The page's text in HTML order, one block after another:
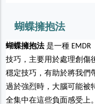
蝴蝶擁抱法
蝴蝶擁抱法 是一種
技巧，主要用於處理創傷
穩定技巧，有助於將我們
過於強烈時，大腦可能被
全集中在這些負面感受上